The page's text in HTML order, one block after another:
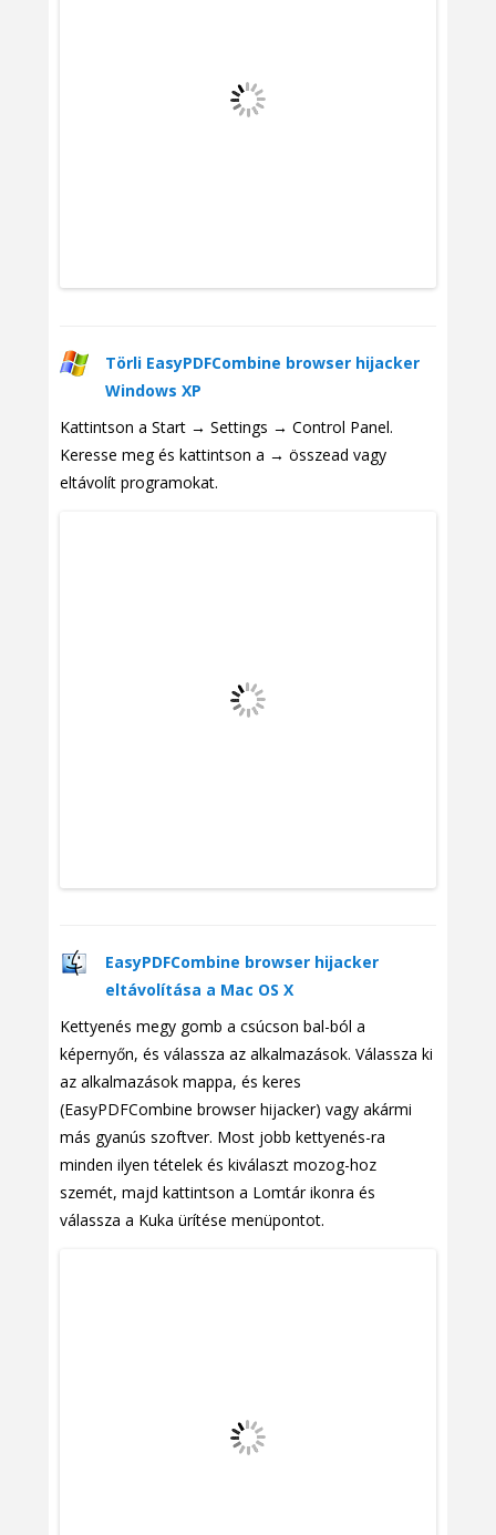
Törli EasyPDFCombine browser hijacker
Windows XP
Kattintson a Start → Settings → Control Panel.
Keresse meg és kattintson a → összead vagy
eltávolít programokat.
EasyPDFCombine browser hijacker
eltávolítása a Mac OS X
Kettyenés megy gomb a csúcson bal-ból a
képernyőn, és válassza az alkalmazások. Válassza ki
az alkalmazások mappa, és keres
(EasyPDFCombine browser hijacker) vagy akármi
más gyanús szoftver. Most jobb kettyenés-ra
minden ilyen tételek és kiválaszt mozog-hoz
szemét, majd kattintson a Lomtár ikonra és
válassza a Kuka ürítése menüpontot.